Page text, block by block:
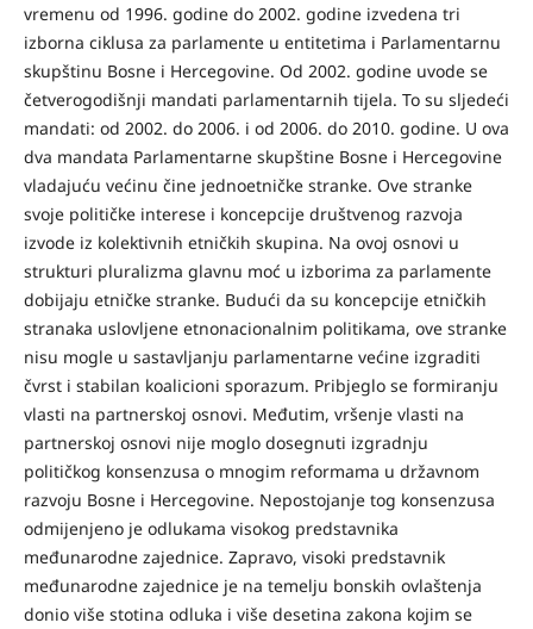
vremenu od 1996. godine do 2002. godine izvedena tri
izborna ciklusa za parlamente u entitetima i Parlamentarnu
skupštinu Bosne i Hercegovine. Od 2002. godine uvode se
četverogodišnji mandati parlamentarnih tijela. To su sljedeći
mandati: od 2002. do 2006. i od 2006. do 2010. godine. U ova
dva mandata Parlamentarne skupštine Bosne i Hercegovine
vladajuću većinu čine jednoetničke stranke. Ove stranke
svoje političke interese i koncepcije društvenog razvoja
izvode iz kolektivnih etničkih skupina. Na ovoj osnovi u
strukturi pluralizma glavnu moć u izborima za parlamente
dobijaju etničke stranke. Budući da su koncepcije etničkih
stranaka uslovljene etnonacionalnim politikama, ove stranke
nisu mogle u sastavljanju parlamentarne većine izgraditi
čvrst i stabilan koalicioni sporazum. Pribjeglo se formiranju
vlasti na partnerskoj osnovi. Međutim, vršenje vlasti na
partnerskoj osnovi nije moglo dosegnuti izgradnju
političkog konsenzusa o mnogim reformama u državnom
razvoju Bosne i Hercegovine. Nepostojanje tog konsenzusa
odmijenjeno je odlukama visokog predstavnika
međunarodne zajednice. Zapravo, visoki predstavnik
međunarodne zajednice je na temelju bonskih ovlaštenja
donio više stotina odluka i više desetina zakona kojim se